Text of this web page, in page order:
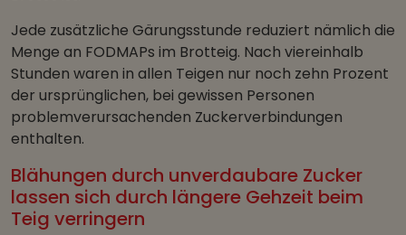
Jede zusätzliche Gärungsstunde reduziert nämlich die
Menge an FODMAPs im Brotteig. Nach viereinhalb
Stunden waren in allen Teigen nur noch zehn Prozent
der ursprünglichen, bei gewissen Personen
problemverursachenden Zuckerverbindungen
enthalten.
Blähungen durch unverdaubare Zucker
lassen sich durch längere Gehzeit beim
Teig verringern